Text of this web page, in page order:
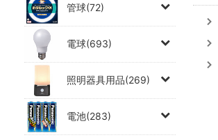
管球(72)
電球(693)
照明器具用品(269)
電池(283)